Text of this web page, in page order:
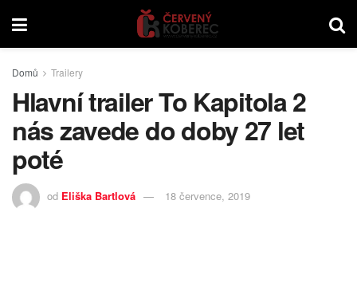
Domů Trailery
Hlavní trailer To Kapitola 2
nás zavede do doby 27 let
poté
od Eliška Bartlová 18 července, 2019